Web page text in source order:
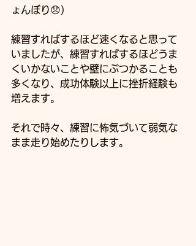
ょんぼり😞）
練習すればするほど速くなると思って
いましたが、練習すればするほどうま
くいかないことや壁にぶつかることも
多くなり、成功体験以上に挫折経験も
増えます。
それで時々、練習に怖気づいて弱気な
まま走り始めたりします。